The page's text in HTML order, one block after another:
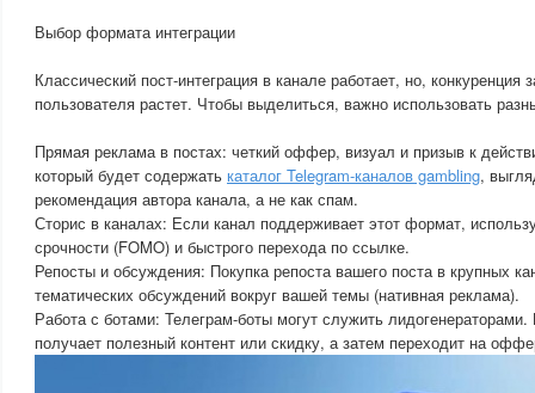
Выбор формата интеграции
Классический пост-интеграция в канале работает, но, конкуренция
пользователя растет. Чтобы выделиться, важно использовать
Прямая реклама в постах: четкий оффер, визуал и призыв к
который будет содержать каталог Telegram-каналов gambling,
рекомендация автора канала, а не как спам.
Сторис в каналах: Если канал поддерживает этот формат,
срочности (FOMO) и быстрого перехода по ссылке.
Репосты и обсуждения: Покупка репоста вашего поста в крупных
тематических обсуждений вокруг вашей темы (нативная реклама).
Работа с ботами: Телеграм-боты могут служить
получает полезный контент или скидку, а затем переходит на